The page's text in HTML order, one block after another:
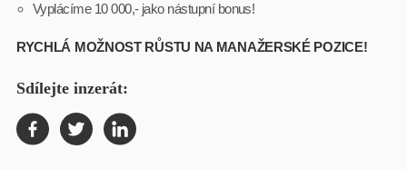
Vyplácíme 10 000,- jako nástupní bonus!
RYCHLÁ MOŽNOST RŮSTU NA MANAŽERSKÉ POZICE!
Sdílejte inzerát: